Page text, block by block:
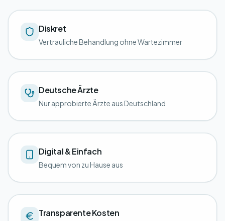
Diskret
Vertrauliche Behandlung ohne Wartezimmer
Deutsche Ärzte
Nur approbierte Ärzte aus Deutschland
Digital & Einfach
Bequem von zu Hause aus
Transparente Kosten